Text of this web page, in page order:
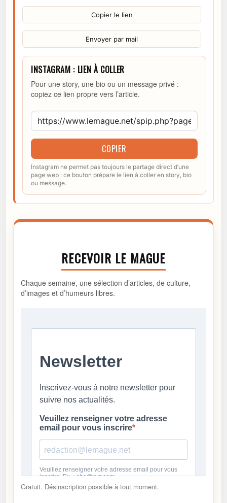
Copier le lien
Envoyer par mail
INSTAGRAM : LIEN À COLLER
Pour une story, une bio ou un message privé :
copiez ce lien propre vers l’article.
COPIER
Instagram ne permet pas toujours le partage direct d’une
page web : ce bouton prépare le lien à coller en story, bio
ou message.
RECEVOIR LE MAGUE
Chaque semaine, une sélection d’articles, de culture,
d’images et d’humeurs libres.
Gratuit. Désinscription possible à tout moment.